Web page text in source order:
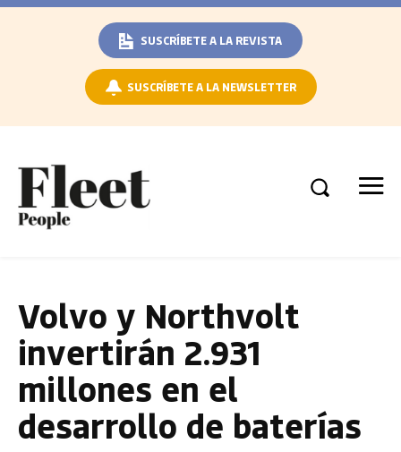
SUSCRÍBETE A LA REVISTA
SUSCRÍBETE A LA NEWSLETTER
Volvo y Northvolt
invertirán 2.931
millones en el
desarrollo de baterías